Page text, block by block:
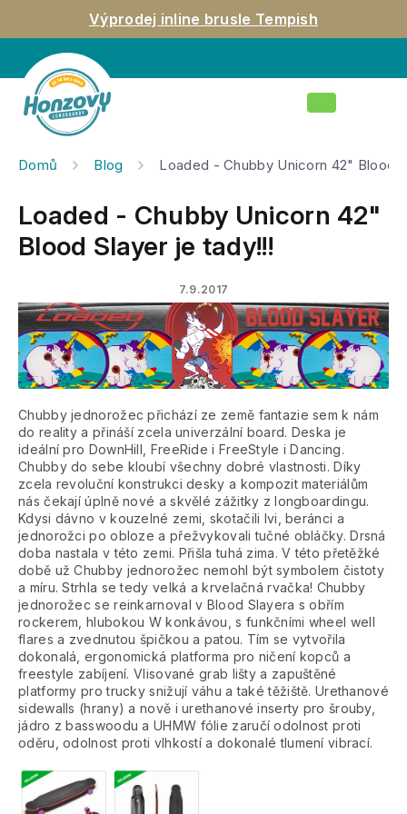
obsah
Výprodej inline brusle Tempish
Nákupní
Domů Blog Loaded - Chubby Unicorn 42" Blood
Loaded - Chubby Unicorn 42"
Blood Slayer je tady!!!
7.9.2017
Chubby jednorožec přichází ze země fantazie sem k nám
do reality a přináší zcela univerzální board. Deska je
ideální pro DownHill, FreeRide i FreeStyle i Dancing.
Chubby do sebe kloubí všechny dobré vlastnosti. Díky
zcela revoluční konstrukci desky a kompozit materiálům
nás čekají úplně nové a skvělé zážitky z longboardingu.
Kdysi dávno v kouzelné zemi, skotačili lvi, beránci a
jednorožci po obloze a přežvykovali tučné obláčky. Drsná
doba nastala v této zemi. Přišla tuhá zima. V této přetěžké
době už Chubby jednorožec nemohl být symbolem čistoty
a míru. Strhla se tedy velká a krvelačná rvačka! Chubby
jednorožec se reinkarnoval v Blood Slayera s obřím
rockerem, hlubokou W konkávou, s funkčními wheel well
flares a zvednutou špičkou a patou. Tím se vytvořila
dokonalá, ergonomická platforma pro ničení kopců a
freestyle zabíjení. Vlisované grab lišty a zapuštěné
platformy pro trucky snižují váhu a také těžiště. Urethanové
sidewalls (hrany) a nově i urethanové inserty pro šrouby,
jádro z basswoodu a UHMW fólie zaručí odolnost proti
oděru, odolnost proti vlhkostí a dokonalé tlumení vibrací.